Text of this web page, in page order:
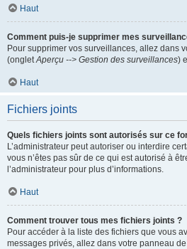
Haut
Comment puis-je supprimer mes
Pour supprimer vos surveillances, allez dans
(ongletAperçu --> Gestion des surveillances)
Haut
Fichiers joints
Quels fichiers joints sont autorisés sur ce
L’administrateur peut autoriser ou interdire
vous n’êtes pas sûr de ce qui est autorisé à
l’administrateur pour plus d’informations.
Haut
Comment trouver tous mes fichiers joints ?
Pour accéder à la liste des fichiers que vous
messages privés, allez dans votre panneau